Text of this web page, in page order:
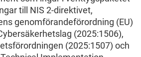
till NIS 2-direktivet,
genomförandeförordning (EU)
(2025:1506),
(2025:1507) och